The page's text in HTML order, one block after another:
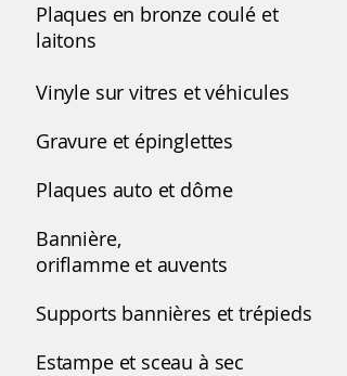
Plaques en bronze coulé et
laitons
Vinyle sur vitres et véhicules
Gravure et épinglettes
Plaques auto et dôme
Bannière,
oriflamme et auvents
Supports bannières et trépieds
Estampe et sceau à sec